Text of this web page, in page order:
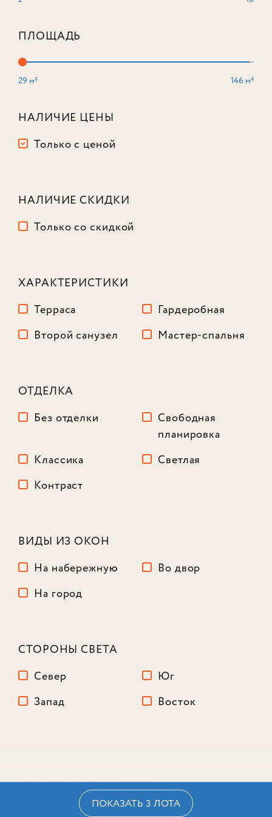
ПЛОЩАДЬ
29 м² 146 м²
НАЛИЧИЕ ЦЕНЫ
Только с ценой
НАЛИЧИЕ СКИДКИ
Только со скидкой
ХАРАКТЕРИСТИКИ
Терраса
Гардеробная
Второй санузел
Мастер-спальня
ОТДЕЛКА
Без отделки
Свободная
планировка
Классика
Светлая
Контраст
ВИДЫ ИЗ ОКОН
На набережную
Во двор
На город
СТОРОНЫ СВЕТА
Север
Юг
Запад
Восток
ПОКАЗАТЬ 3 ЛОТА
Корпус
Этаж
3-комнатный
60 538 040₽
-23%
78 538 040₽